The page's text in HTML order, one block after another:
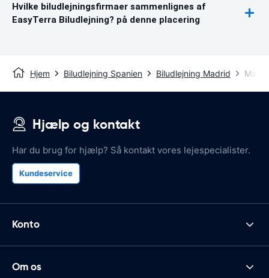
Hvilke biludlejningsfirmaer sammenlignes af
EasyTerra Biludlejning? på denne placering
Hjem Biludlejning Spanien Biludlejning Madrid
Hjælp og kontakt
Har du brug for hjælp? Så kontakt vores lejespecialister.
Kundeservice
Konto
Om os